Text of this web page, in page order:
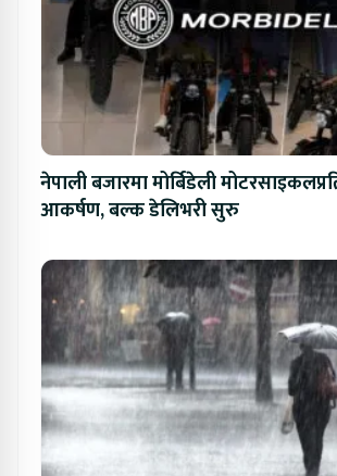
नेपाली बजारमा मोर्बिडेली
आकर्षण, बल्क डेलिभरी सुरु